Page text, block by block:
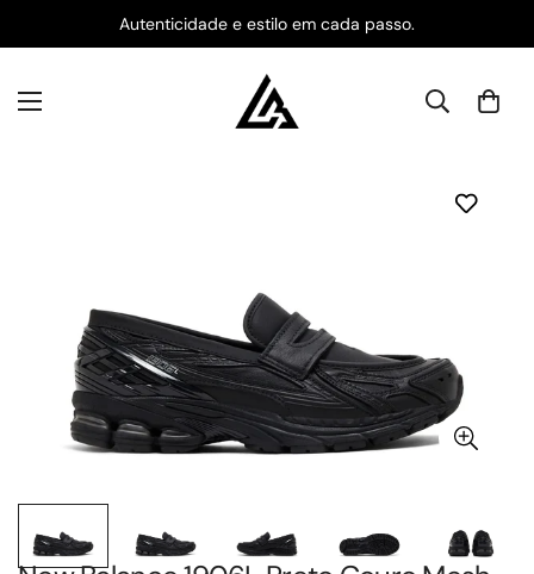
Autenticidade e estilo em cada passo.